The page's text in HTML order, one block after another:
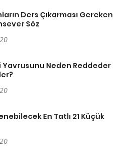
Ders Çıkarması Gereken
Söz
Yavrusunu Neden Reddeder
En Tatlı 21 Küçük